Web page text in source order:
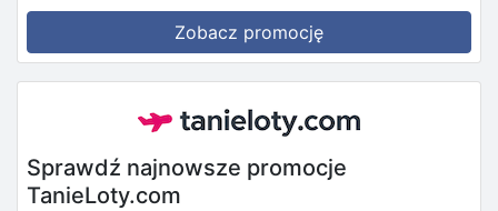
Zobacz promocję
Sprawdź najnowsze promocje
TanieLoty.com